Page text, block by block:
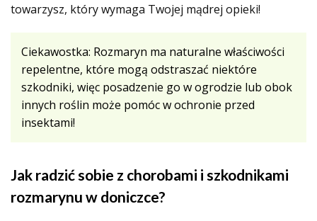
towarzysz, który wymaga Twojej mądrej opieki!
Ciekawostka: Rozmaryn ma naturalne właściwości
repelentne, które mogą odstraszać niektóre
szkodniki, więc posadzenie go w ogrodzie lub obok
innych roślin może pomóc w ochronie przed
insektami!
Jak radzić sobie z chorobami i szkodnikami
rozmarynu w doniczce?